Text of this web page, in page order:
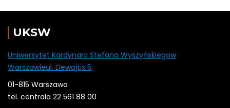
UKSW
Uniwersytet Kardynała Stefana Wyszyńskiegow
Warszawieul. Dewajtis 5,
01-815 Warszawa
tel. centrala 22 561 88 00